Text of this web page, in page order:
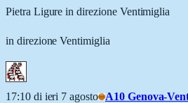
Pietra Ligure in direzione Ventimiglia
in direzione Ventimiglia
17:10 di ieri 7 agosto A10 Genova-